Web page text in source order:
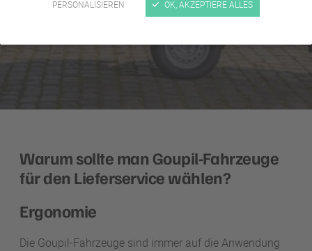
PERSONALISIEREN OK, AKZEPTIERE ALLES
Warum sollte man Goupil-Fahrzeuge
für den Lieferservice wählen?
Ergonomie
Die Goupil-Fahrzeuge sind immer auf die Anwendung